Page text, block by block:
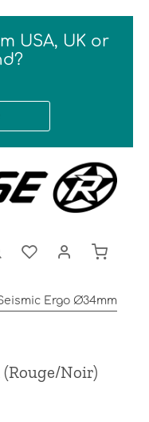
USA, UK or
Ergo Ø34mm
Noir)